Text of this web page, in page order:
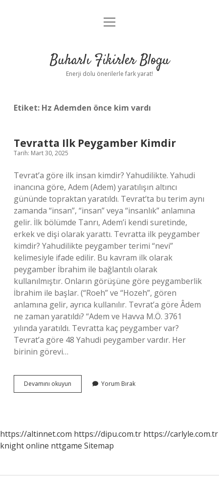
Anasayfa
Yasal Uyarı
menüyü
Buharlı Fikirler Blogu
Enerji dolu önerilerle fark yarat!
Etiket: Hz Ademden önce kim vardı
Tevratta Ilk Peygamber Kimdir
Tarih: Mart 30, 2025
Tevrat’a göre ilk insan kimdir? Yahudilikte. Yahudi
inancına göre, Adem (Adem) yaratılışın altıncı
gününde topraktan yaratıldı. Tevrat’ta bu terim aynı
zamanda “insan”, “insan” veya “insanlık” anlamına
gelir. İlk bölümde Tanrı, Adem’i kendi suretinde,
erkek ve dişi olarak yarattı. Tevratta ilk peygamber
kimdir? Yahudilikte peygamber terimi “nevi”
kelimesiyle ifade edilir. Bu kavram ilk olarak
peygamber İbrahim ile bağlantılı olarak
kullanılmıştır. Onların görüşüne göre peygamberlik
İbrahim ile başlar. (“Roeh” ve “Hozeh”, gören
anlamına gelir, ayrıca kullanılır. Tevrat’a göre Âdem
ne zaman yaratıldı? “Adem ve Havva M.Ö. 3761
yılında yaratıldı. Tevratta kaç peygamber var?
Tevrat’a göre 48 Yahudi peygamber vardır. Her
birinin görevi…
Devamını okuyun Tevratta
Ilk
Yorum Bırak
https://altinnet.com https://dipu.com.tr https://carlyle.com.tr
knight online nttgame Sitemap